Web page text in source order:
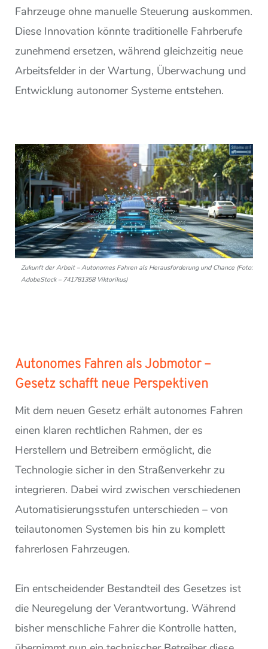
Fahrzeuge ohne manuelle Steuerung auskommen.
Diese Innovation könnte traditionelle Fahrberufe
zunehmend ersetzen, während gleichzeitig neue
Arbeitsfelder in der Wartung, Überwachung und
Entwicklung autonomer Systeme entstehen.
Zukunft der Arbeit – Autonomes Fahren als Herausforderung und Chance (Foto:
AdobeStock – 741781358 Viktorikus)
Autonomes Fahren als Jobmotor –
Gesetz schafft neue Perspektiven
Mit dem neuen Gesetz erhält autonomes Fahren
einen klaren rechtlichen Rahmen, der es
Herstellern und Betreibern ermöglicht, die
Technologie sicher in den Straßenverkehr zu
integrieren. Dabei wird zwischen verschiedenen
Automatisierungsstufen unterschieden – von
teilautonomen Systemen bis hin zu komplett
fahrerlosen Fahrzeugen.
Ein entscheidender Bestandteil des Gesetzes ist
die Neuregelung der Verantwortung. Während
bisher menschliche Fahrer die Kontrolle hatten,